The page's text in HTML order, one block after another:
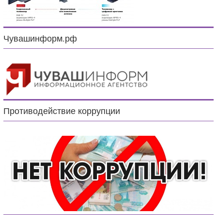
Чувашинформ.рф
Противодействие коррупции